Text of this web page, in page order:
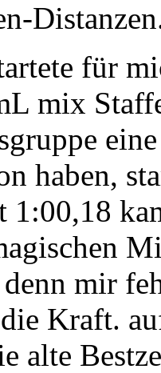
für
mix
haben,
1:00,18
mir
Kraft.
alte